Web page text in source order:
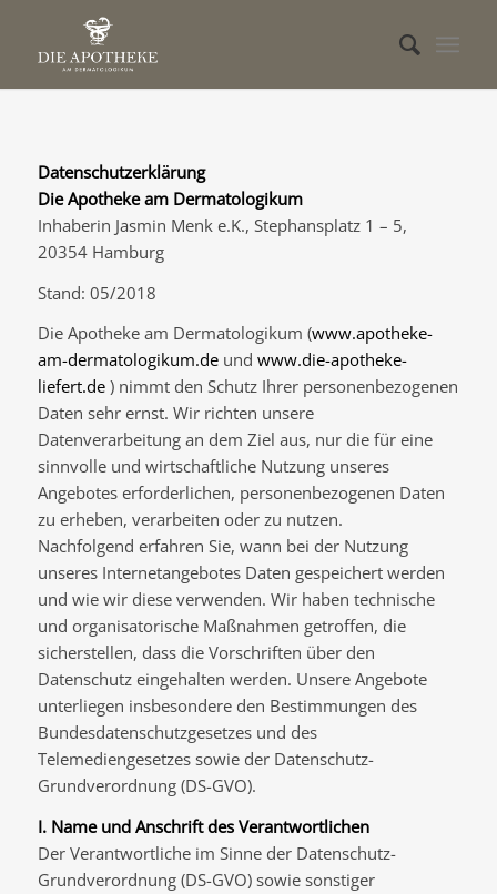
Datenschutzerklärung
Die Apotheke am Dermatologikum
Inhaberin Jasmin Menk e.K., Stephansplatz 1 – 5,
20354 Hamburg
Stand: 05/2018
Die Apotheke am Dermatologikum (www.apotheke-
am-dermatologikum.deund www.die-apotheke-
liefert.de) nimmt den Schutz Ihrer personenbezogenen
Daten sehr ernst. Wir richten unsere
Datenverarbeitung an dem Ziel aus, nur die für eine
sinnvolle und wirtschaftliche Nutzung unseres
Angebotes erforderlichen, personenbezogenen Daten
zu erheben, verarbeiten oder zu nutzen.
Nachfolgend erfahren Sie, wann bei der Nutzung
unseres Internetangebotes Daten gespeichert werden
und wie wir diese verwenden. Wir haben technische
und organisatorische Maßnahmen getroffen, die
sicherstellen, dass die Vorschriften über den
Datenschutz eingehalten werden. Unsere Angebote
unterliegen insbesondere den Bestimmungen des
Bundesdatenschutzgesetzes und des
Telemediengesetzes sowie der Datenschutz-
Grundverordnung (DS-GVO).
I. Name und Anschrift des Verantwortlichen
Der Verantwortliche im Sinne der Datenschutz-
Grundverordnung (DS-GVO) sowie sonstiger